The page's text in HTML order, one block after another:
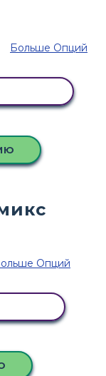
Больше Опций
Опций